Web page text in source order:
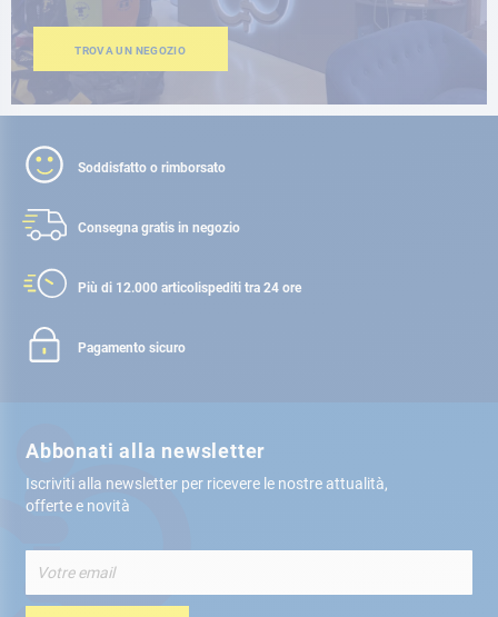
TROVA UN NEGOZIO
Soddisfatto o rimborsato
Consegna gratis in negozio
Più di 12.000 articolispediti tra 24 ore
Pagamento sicuro
Abbonati alla newsletter
Iscriviti alla newsletter per ricevere le nostre attualità,
offerte e novità
alla
nostra